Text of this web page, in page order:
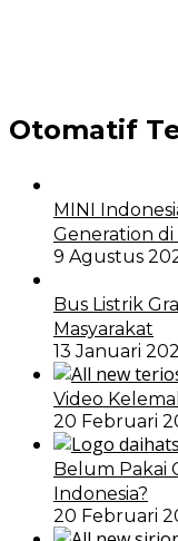
Otomatif
MINI
Generation di
9 Agustus
Bus Listrik
Masyarakat
13 Januari
Video
20 Februari
Belum Pakai
Indonesia?
20 Februari